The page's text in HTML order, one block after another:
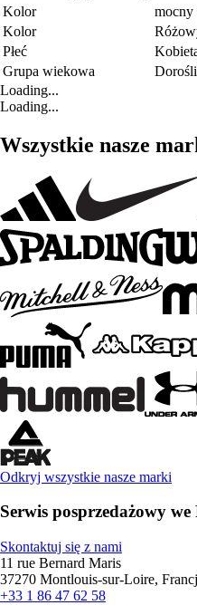
Kolor
mocny
Kolor
Płeć
Grupa wiekowa
Dorośli
Loading...
Loading...
Wszystkie nasze
Odkryj wszystkie nasze marki
Serwis posprzedażowy
Skontaktuj się z nami
11 rue Bernard Maris
37270 Montlouis-sur-Loire,
+33 1 86 47 62 58